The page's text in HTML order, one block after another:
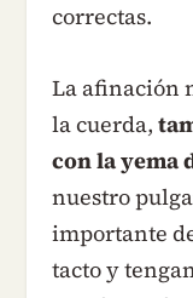
correctas.
La afinación
la cuerda,
con la yema
nuestro
importante
tacto y